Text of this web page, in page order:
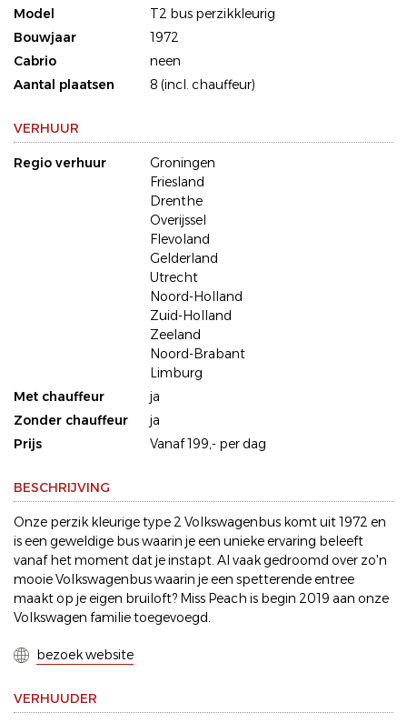
Model
T2 bus perzikkleurig
Bouwjaar
1972
Cabrio
neen
Aantal plaatsen
8 (incl. chauffeur)
VERHUUR
Regio verhuur
Groningen
Friesland
Drenthe
Overijssel
Flevoland
Gelderland
Utrecht
Noord-Holland
Zuid-Holland
Zeeland
Noord-Brabant
Limburg
Met chauffeur
ja
Zonder chauffeur
ja
Prijs
Vanaf 199,- per dag
BESCHRIJVING
Onze perzik kleurige type 2 Volkswagenbus komt uit 1972 en
is een geweldige bus waarin je een unieke ervaring beleeft
vanaf het moment dat je instapt. Al vaak gedroomd over zo'n
mooie Volkswagenbus waarin je een spetterende entree
maakt op je eigen bruiloft? Miss Peach is begin 2019 aan onze
Volkswagen familie toegevoegd.
bezoek website
VERHUUDER